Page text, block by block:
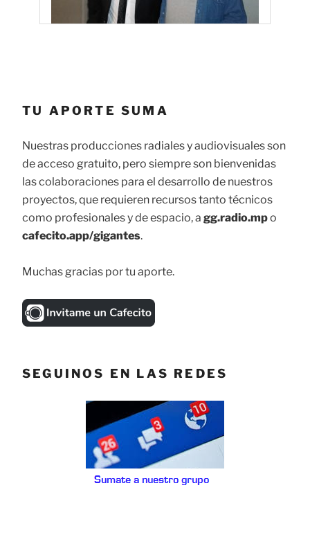
TU APORTE SUMA
Nuestras producciones radiales y audiovisuales son
de acceso gratuito, pero siempre son bienvenidas
las colaboraciones para el desarrollo de nuestros
proyectos, que requieren recursos tanto técnicos
como profesionales y de espacio, a gg.radio.mpo
cafecito.app/gigantes.
Muchas gracias por tu aporte.
SEGUINOS EN LAS REDES